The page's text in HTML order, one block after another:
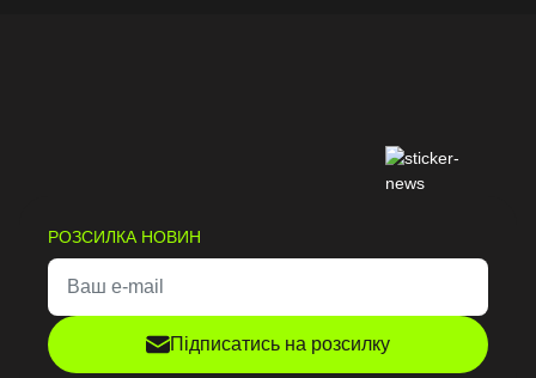
РОЗСИЛКА НОВИН
Підписатись на розсилку